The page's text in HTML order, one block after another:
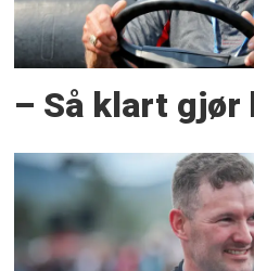
– Så klart gjør